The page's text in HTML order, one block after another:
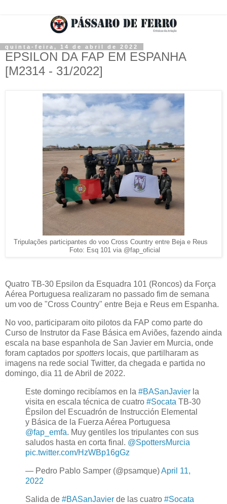
quinta-feira, 14 de abril de 2022
EPSILON DA FAP EM ESPANHA
[M2314 - 31/2022]
Tripulações participantes do voo Cross Country entre Beja e Reus
Foto: Esq 101 via @fap_oficial
Quatro TB-30 Epsilon da Esquadra 101 (Roncos) da Força
Aérea Portuguesa realizaram no passado fim de semana
um voo de "Cross Country" entre Beja e Reus em Espanha.
No voo, participaram oito pilotos da FAP como parte do
Curso de Instrutor da Fase Básica em Aviões, fazendo ainda
escala na base espanhola de San Javier em Murcia, onde
foram captados por spotters locais, que partilharam as
imagens na rede social Twitter, da chegada e partida no
domingo, dia 11 de Abril de 2022.
Este domingo recibíamos en la #BASanJavier la
visita en escala técnica de cuatro #Socata TB-30
Épsilon del Escuadrón de Instrucción Elemental
y Básica de la Fuerza Aérea Portuguesa
@fap_emfa. Muy gentiles los tripulantes con sus
saludos hasta en corta final. @SpottersMurcia
pic.twitter.com/HzWBp16gGz
— Pedro Pablo Samper (@psamque)April 11,
2022
Salida de #BASanJavier de las cuatro #Socata